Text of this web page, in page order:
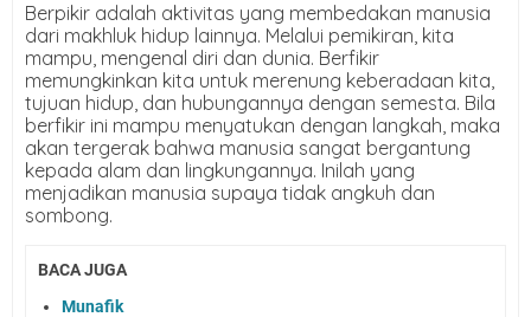
Berpikir adalah aktivitas yang membedakan manusia
dari makhluk hidup lainnya. Melalui pemikiran, kita
mampu, mengenal diri dan dunia. Berfikir
memungkinkan kita untuk merenung keberadaan kita,
tujuan hidup, dan hubungannya dengan semesta. Bila
berfikir ini mampu menyatukan dengan langkah, maka
akan tergerak bahwa manusia sangat bergantung
kepada alam dan lingkungannya. Inilah yang
menjadikan manusia supaya tidak angkuh dan
sombong.
BACA JUGA
Munafik